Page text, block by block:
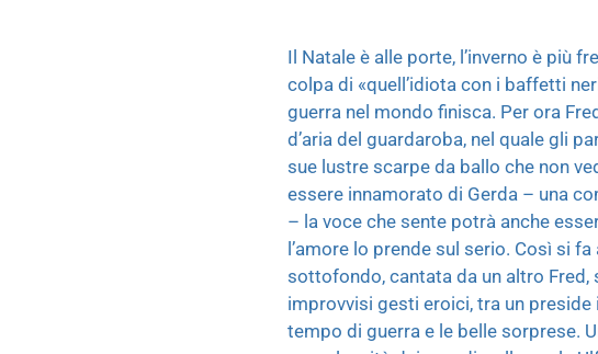
Il Natale è alle porte, l’inverno è più
colpa di «quell’idiota con i baffetti
guerra nel mondo finisca. Per ora
d’aria del guardaroba, nel quale gli
sue lustre scarpe da ballo che non
essere innamorato di Gerda – una
– la voce che sente potrà anche
l’amore lo prende sul serio. Così si
sottofondo, cantata da un altro
improvvisi gesti eroici, tra un
tempo di guerra e le belle sorprese.